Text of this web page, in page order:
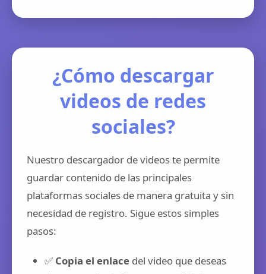
¿Cómo descargar
videos de redes
sociales?
Nuestro descargador de videos te permite
guardar contenido de las principales
plataformas sociales de manera gratuita y sin
necesidad de registro. Sigue estos simples
pasos:
✅ Copia el enlace del video que deseas